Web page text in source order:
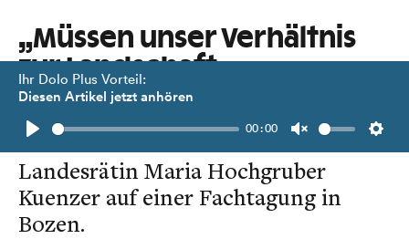
Ihr Dolo Plus Vorteil:
Diesen Artikel jetzt anhören
Play
00:00
Unmute
„Müssen unser Verhältnis
zur Landschaft
überdenken.“
Mahnende Worte der Südtiroler
Landesrätin Maria Hochgruber
Kuenzer auf einer Fachtagung in
Bozen.